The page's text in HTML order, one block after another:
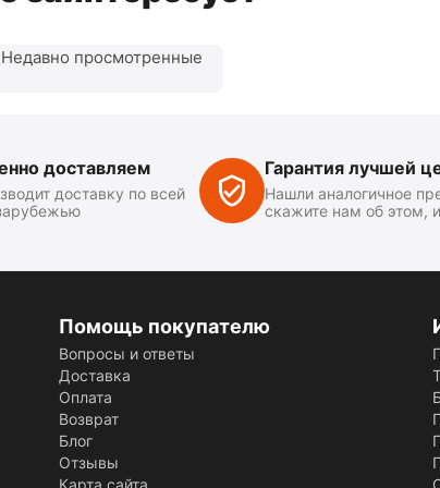
Недавно просмотренные
доставляем
доставку по всей
Гарантия лучшей
Нашли аналогичное
скажите нам об этом,
Помощь покупателю
Вопросы и ответы
Доставка
Оплата
Возврат
Блог
Отзывы
Карта сайта